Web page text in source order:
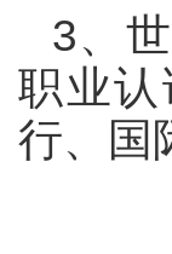
3、
职业认
行、国